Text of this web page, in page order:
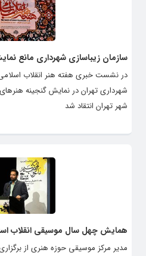
سازمان زیباسازی شهرداری مانع
در نشست خبری هفته هنر انقلاب
شهرداری تهران در نمایش گنجینه
شهر تهران انتقاد شد
همایش چهل سال موسیقی انقلاب